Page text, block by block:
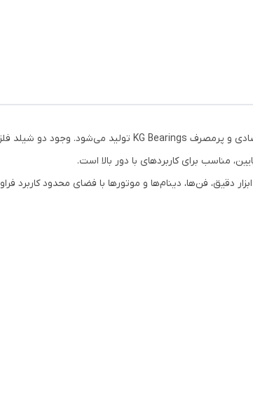
مناسب برای کاربردهای با دور بالا است.
فن‌ها، دینام‌ها و موتورها با فضای محدود کاربرد